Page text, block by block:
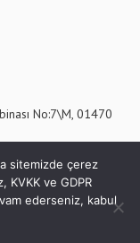
No:7\M, 01470
2026
sitemizde çerez
KVKK ve GDPR
ederseniz, kabul